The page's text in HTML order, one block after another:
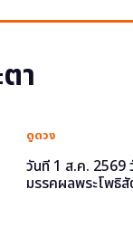
า
ดูดวง
วันที่ 1 ส.ค. 2569
มรรคผลพระโพธิ